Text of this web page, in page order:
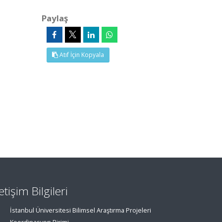
Paylaş
Atıf İçin Kopyala
Bilgileri
İstanbul Üniversitesi Bilimsel Araştırma Projeleri